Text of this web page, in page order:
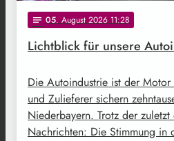
notes 05. August 2026 11:28
Lichtblick für unsere
Die Autoindustrie ist der
und Zulieferer sichern
Niederbayern. Trotz der zuletzt
Nachrichten: Die Stimmung in